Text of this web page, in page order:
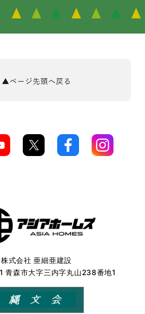
株式会社 亜細亜建設
森市大字三内字丸山238番地1